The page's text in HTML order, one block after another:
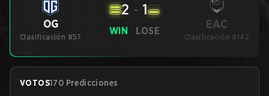
OG
Clasificación #57
WIN
2 - 1
LOSE EAC
Clasificación #142
VOTOS170 Predicciones